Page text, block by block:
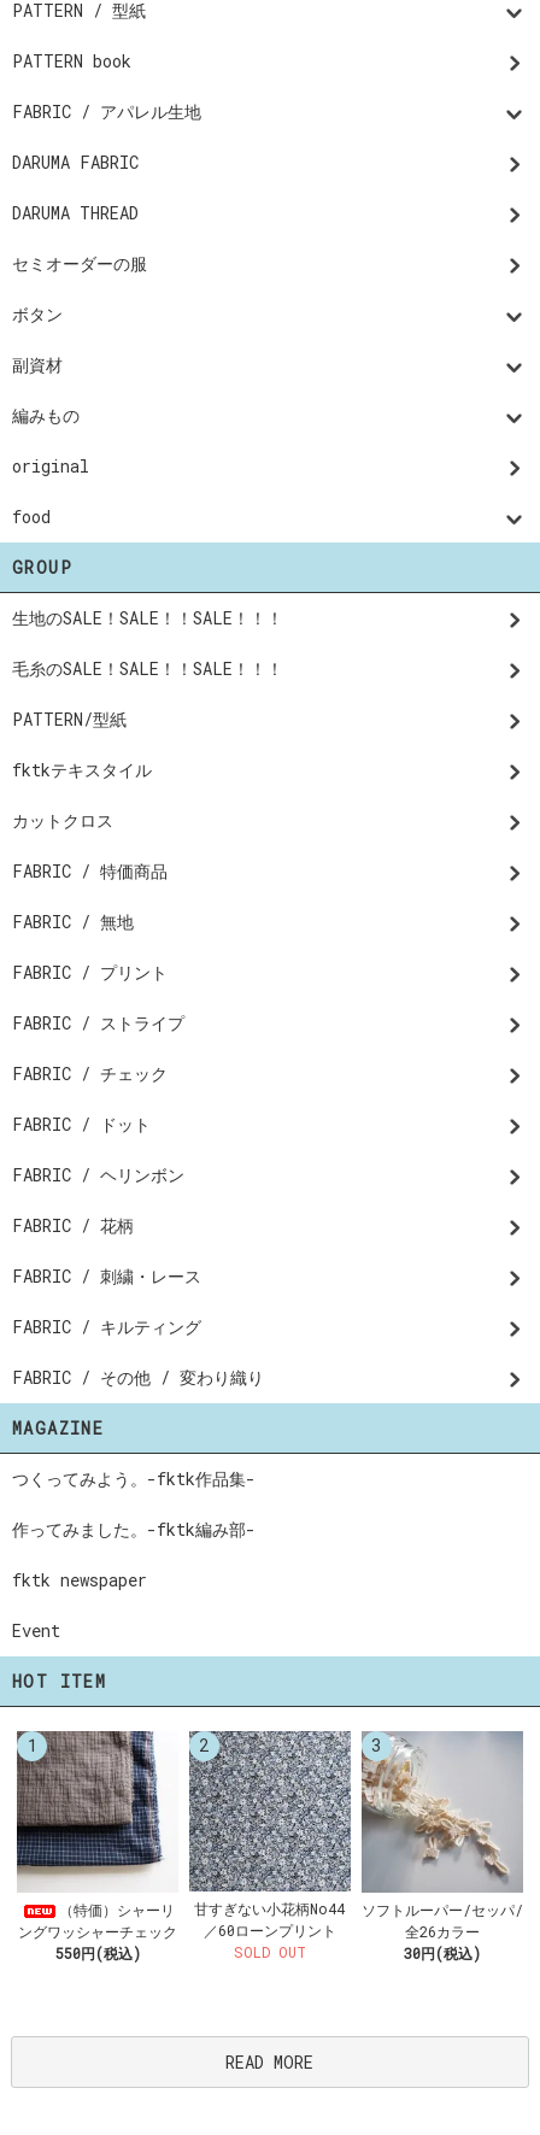
PATTERN / 型紙
PATTERN book
FABRIC / アパレル生地
DARUMA FABRIC
DARUMA THREAD
セミオーダーの服
ボタン
副資材
編みもの
original
food
GROUP
生地のSALE！SALE！！SALE！！！
毛糸のSALE！SALE！！SALE！！！
PATTERN/型紙
fktkテキスタイル
カットクロス
FABRIC / 特価商品
FABRIC / 無地
FABRIC / プリント
FABRIC / ストライプ
FABRIC / チェック
FABRIC / ドット
FABRIC / ヘリンボン
FABRIC / 花柄
FABRIC / 刺繍・レース
FABRIC / キルティング
FABRIC / その他 / 変わり織り
MAGAZINE
つくってみよう。-fktk作品集-
作ってみました。-fktk編み部-
fktk newspaper
Event
HOT ITEM
1
（特価）シャーリ
ングワッシャーチェック
550円(税込)
2
甘すぎない小花柄No44
／60ローンプリント
SOLD OUT
3
ソフトルーパー/セッパ/
全26カラー
30円(税込)
READ MORE